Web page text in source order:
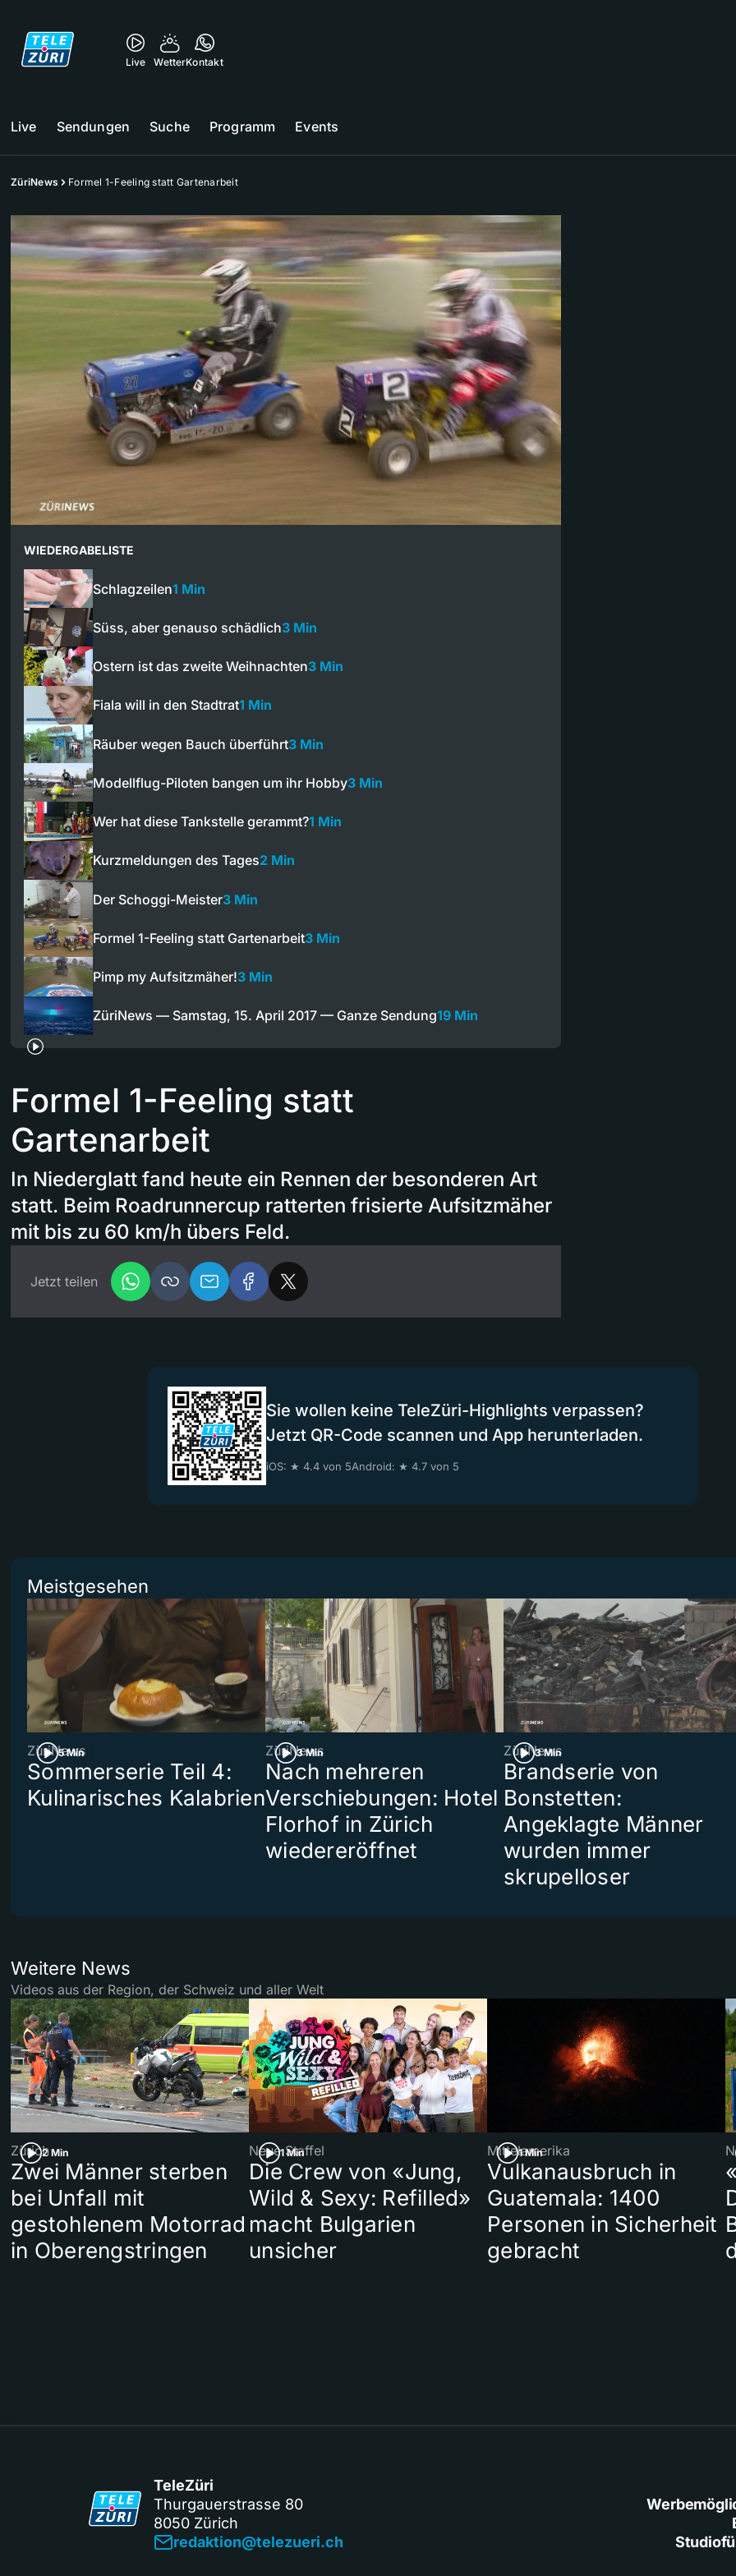
Live WetterKontakt
Live Sendungen Suche Programm Events
ZüriNews Formel 1-Feeling statt Gartenarbeit
WIEDERGABELISTE
Schlagzeilen1 Min
Süss, aber genauso schädlich3 Min
Ostern ist das zweite Weihnachten3 Min
Fiala will in den Stadtrat1 Min
Räuber wegen Bauch überführt3 Min
Modellflug-Piloten bangen um ihr Hobby3 Min
Wer hat diese Tankstelle gerammt?1 Min
Kurzmeldungen des Tages2 Min
Der Schoggi-Meister3 Min
Formel 1-Feeling statt Gartenarbeit3 Min
Pimp my Aufsitzmäher!3 Min
ZüriNews — Samstag, 15. April 2017 — Ganze Sendung19 Min
Formel 1-Feeling statt
Gartenarbeit
In Niederglatt fand heute ein Rennen der besonderen Art
statt. Beim Roadrunnercup ratterten frisierte Aufsitzmäher
mit bis zu 60 km/h übers Feld.
Jetzt teilen
Sie wollen keine TeleZüri-Highlights verpassen?
Jetzt QR-Code scannen und App herunterladen.
iOS: ★ 4.4 von 5Android: ★ 4.7 von 5
Meistgesehen
5 Min
ZüriNews
Sommerserie Teil 4:
Kulinarisches Kalabrien
3 Min
ZüriNews
Nach mehreren
Verschiebungen: Hotel
Florhof in Zürich
wiedereröffnet
3 Min
ZüriNews
Brandserie von
Bonstetten:
Angeklagte Männer
wurden immer
skrupelloser
Weitere News
Videos aus der Region, der Schweiz und aller Welt
2 Min
Zürich
Zwei Männer sterben
bei Unfall mit
gestohlenem Motorrad
in Oberengstringen
1 Min
Neue Staffel
Die Crew von «Jung,
Wild & Sexy: Refilled»
macht Bulgarien
unsicher
1 Min
Mittelamerika
Vulkanausbruch in
Guatemala: 1400
Personen in Sicherheit
gebracht
TeleZüri
Thurgauerstrasse 80
8050 Zürich
redaktion@telezueri.ch